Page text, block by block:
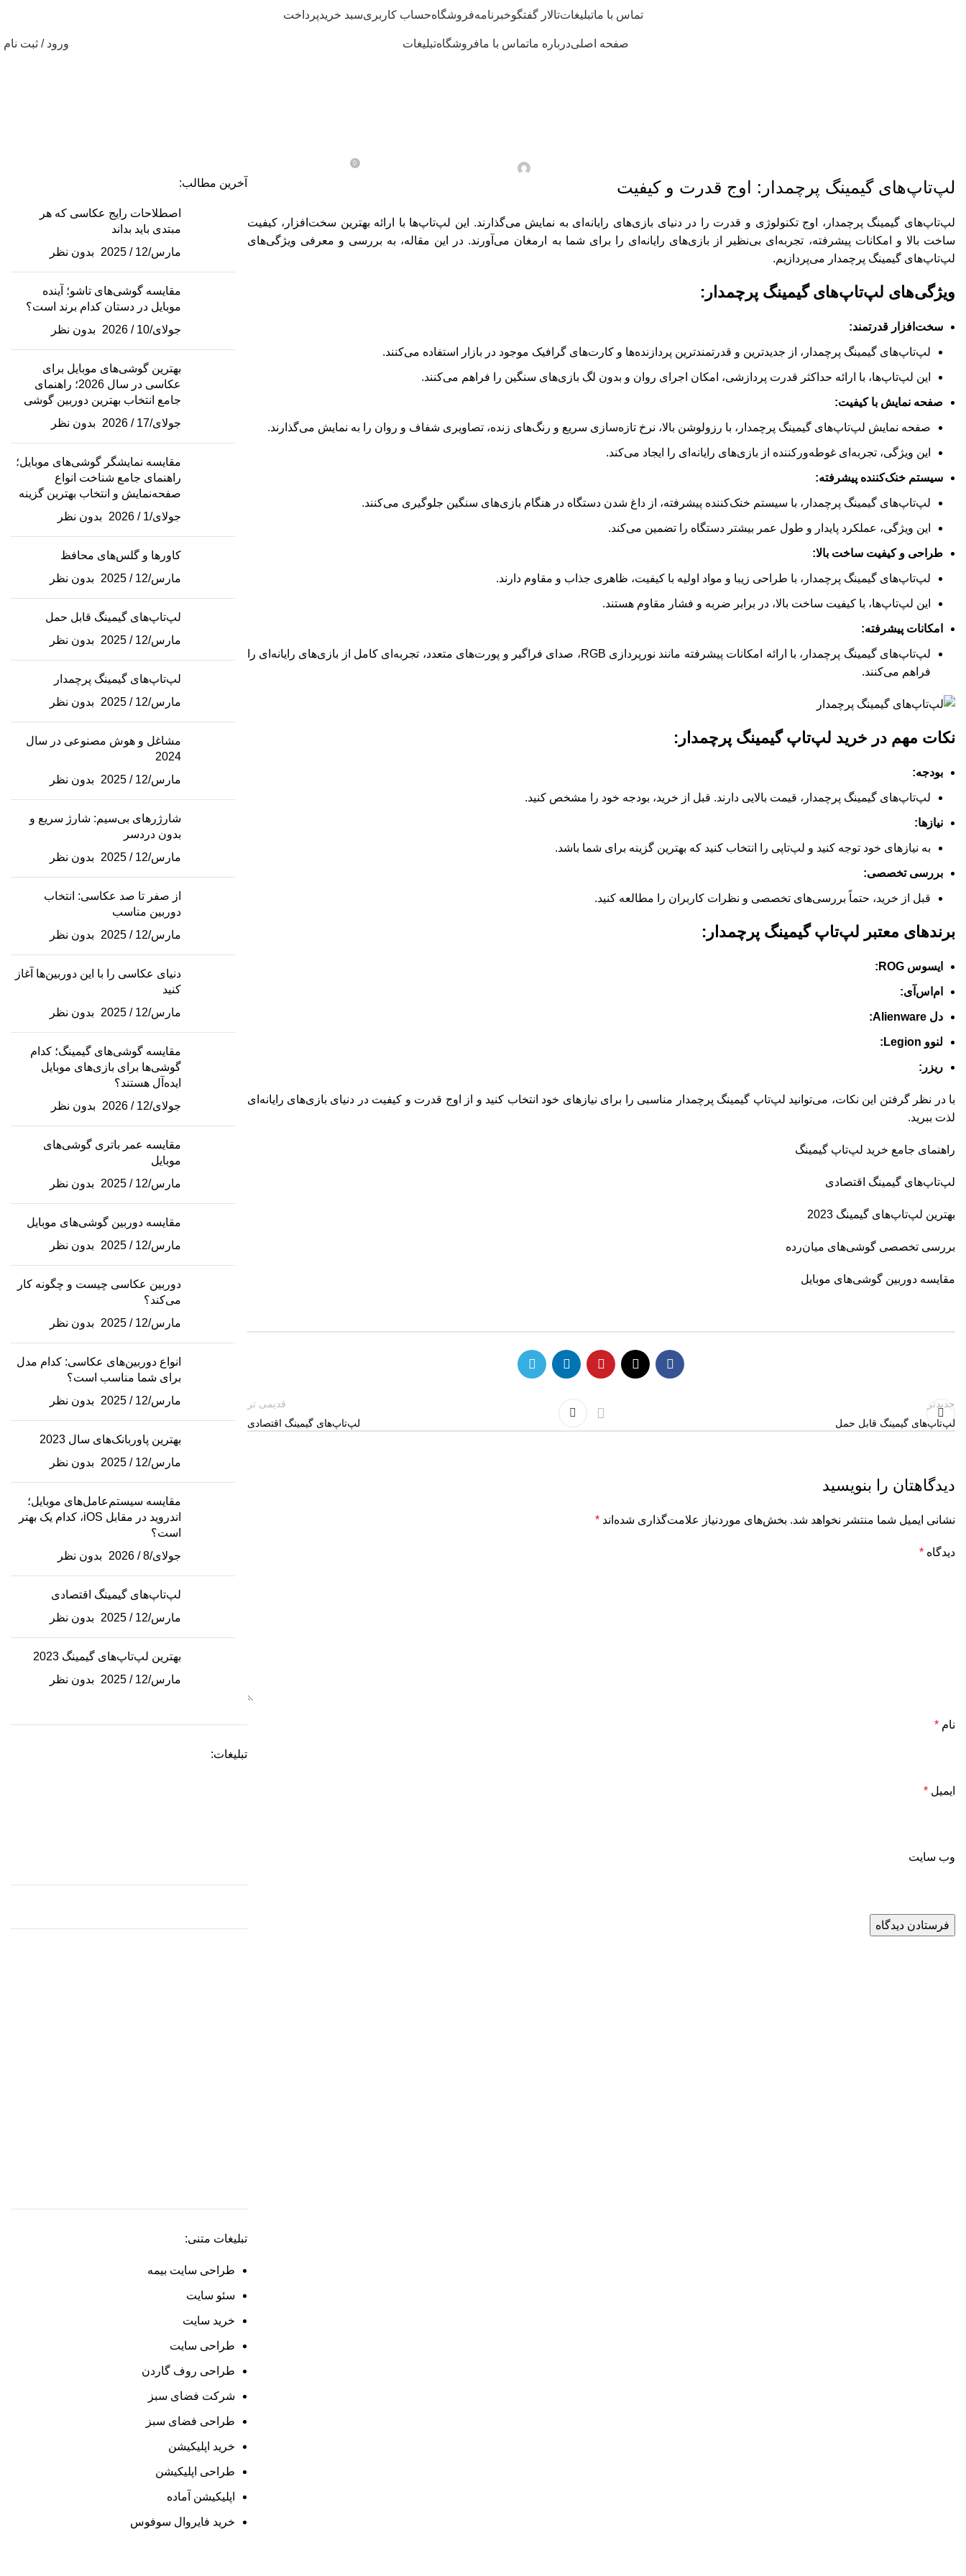
تماس با ماتبلیغاتتالار گفتگوخبرنامهفروشگاهحساب کاربریسبد خریدپرداخت
صفحه اصلیدرباره ماتماس با مافروشگاهتبلیغات ورود / ثبت نام
0
لپ‌تاپ‌های گیمینگ پرچمدار: اوج قدرت و کیفیت
لپ‌تاپ‌های گیمینگ پرچمدار، اوج تکنولوژی و قدرت را در دنیای بازی‌های رایانه‌ای به نمایش می‌گذارند. این لپ‌تاپ‌ها با ارائه بهترین سخت‌افزار، کیفیت
ساخت بالا و امکانات پیشرفته، تجربه‌ای بی‌نظیر از بازی‌های رایانه‌ای را برای شما به ارمغان می‌آورند. در این مقاله، به بررسی و معرفی ویژگی‌های
لپ‌تاپ‌های گیمینگ پرچمدار می‌پردازیم.
ویژگی‌های لپ‌تاپ‌های گیمینگ پرچمدار:
سخت‌افزار قدرتمند:
لپ‌تاپ‌های گیمینگ پرچمدار، از جدیدترین و قدرتمندترین پردازنده‌ها و کارت‌های گرافیک موجود در بازار استفاده می‌کنند.
این لپ‌تاپ‌ها، با ارائه حداکثر قدرت پردازشی، امکان اجرای روان و بدون لگ بازی‌های سنگین را فراهم می‌کنند.
صفحه نمایش با کیفیت:
صفحه نمایش لپ‌تاپ‌های گیمینگ پرچمدار، با رزولوشن بالا، نرخ تازه‌سازی سریع و رنگ‌های زنده، تصاویری شفاف و روان را به نمایش می‌گذارند.
این ویژگی، تجربه‌ای غوطه‌ورکننده از بازی‌های رایانه‌ای را ایجاد می‌کند.
سیستم خنک‌کننده پیشرفته:
لپ‌تاپ‌های گیمینگ پرچمدار، با سیستم خنک‌کننده پیشرفته، از داغ شدن دستگاه در هنگام بازی‌های سنگین جلوگیری می‌کنند.
این ویژگی، عملکرد پایدار و طول عمر بیشتر دستگاه را تضمین می‌کند.
طراحی و کیفیت ساخت بالا:
لپ‌تاپ‌های گیمینگ پرچمدار، با طراحی زیبا و مواد اولیه با کیفیت، ظاهری جذاب و مقاوم دارند.
این لپ‌تاپ‌ها، با کیفیت ساخت بالا، در برابر ضربه و فشار مقاوم هستند.
امکانات پیشرفته:
لپ‌تاپ‌های گیمینگ پرچمدار، با ارائه امکانات پیشرفته مانند نورپردازی RGB، صدای فراگیر و پورت‌های متعدد، تجربه‌ای کامل از بازی‌های رایانه‌ای را
فراهم می‌کنند.
نکات مهم در خرید لپ‌تاپ گیمینگ پرچمدار:
بودجه:
لپ‌تاپ‌های گیمینگ پرچمدار، قیمت بالایی دارند. قبل از خرید، بودجه خود را مشخص کنید.
نیازها:
به نیازهای خود توجه کنید و لپ‌تاپی را انتخاب کنید که بهترین گزینه برای شما باشد.
بررسی تخصصی:
قبل از خرید، حتماً بررسی‌های تخصصی و نظرات کاربران را مطالعه کنید.
برندهای معتبر لپ‌تاپ گیمینگ پرچمدار:
ایسوس ROG:
ام‌اس‌آی:
دل Alienware:
لنوو Legion:
ریزر:
با در نظر گرفتن این نکات، می‌توانید لپ‌تاپ گیمینگ پرچمدار مناسبی را برای نیازهای خود انتخاب کنید و از اوج قدرت و کیفیت در دنیای بازی‌های رایانه‌ای
لذت ببرید.
راهنمای جامع خرید لپ‌تاپ گیمینگ
لپ‌تاپ‌های گیمینگ اقتصادی
بهترین لپ‌تاپ‌های گیمینگ 2023
بررسی تخصصی گوشی‌های میان‌رده
مقایسه دوربین گوشی‌های موبایل
جدیدتر
لپ‌تاپ‌های گیمینگ قابل حمل
قدیمی تر
لپ‌تاپ‌های گیمینگ اقتصادی
دیدگاهتان را بنویسید
نشانی ایمیل شما منتشر نخواهد شد. بخش‌های موردنیاز علامت‌گذاری شده‌اند *
دیدگاه *
نام *
ایمیل *
وب‌ سایت
آخرین مطالب:
اصطلاحات رایج عکاسی که هر
مبتدی باید بداند
مارس/12 / 2025
بدون نظر
مقایسه گوشی‌های تاشو؛ آینده
موبایل در دستان کدام برند است؟
جولای/10 / 2026
بدون نظر
بهترین گوشی‌های موبایل برای
عکاسی در سال 2026؛ راهنمای
جامع انتخاب بهترین دوربین گوشی
جولای/17 / 2026
بدون نظر
مقایسه نمایشگر گوشی‌های موبایل؛
راهنمای جامع شناخت انواع
صفحه‌نمایش و انتخاب بهترین گزینه
جولای/1 / 2026
بدون نظر
کاورها و گلس‌های محافظ
مارس/12 / 2025
بدون نظر
لپ‌تاپ‌های گیمینگ قابل حمل
مارس/12 / 2025
بدون نظر
لپ‌تاپ‌های گیمینگ پرچمدار
مارس/12 / 2025
بدون نظر
مشاغل و هوش مصنوعی در سال
2024
مارس/12 / 2025
بدون نظر
شارژرهای بی‌سیم: شارژ سریع و
بدون دردسر
مارس/12 / 2025
بدون نظر
از صفر تا صد عکاسی: انتخاب
دوربین مناسب
مارس/12 / 2025
بدون نظر
دنیای عکاسی را با این دوربین‌ها آغاز
کنید
مارس/12 / 2025
بدون نظر
مقایسه گوشی‌های گیمینگ؛ کدام
گوشی‌ها برای بازی‌های موبایل
ایده‌آل هستند؟
جولای/12 / 2026
بدون نظر
مقایسه عمر باتری گوشی‌های
موبایل
مارس/12 / 2025
بدون نظر
مقایسه دوربین گوشی‌های موبایل
مارس/12 / 2025
بدون نظر
دوربین عکاسی چیست و چگونه کار
می‌کند؟
مارس/12 / 2025
بدون نظر
انواع دوربین‌های عکاسی: کدام مدل
برای شما مناسب است؟
مارس/12 / 2025
بدون نظر
بهترین پاوربانک‌های سال 2023
مارس/12 / 2025
بدون نظر
مقایسه سیستم‌عامل‌های موبایل؛
اندروید در مقابل iOS، کدام یک بهتر
است؟
جولای/8 / 2026
بدون نظر
لپ‌تاپ‌های گیمینگ اقتصادی
مارس/12 / 2025
بدون نظر
بهترین لپ‌تاپ‌های گیمینگ 2023
مارس/12 / 2025
بدون نظر
تبلیغات:
تبلیغات متنی:
طراحی سایت بیمه
سئو سایت
خرید سایت
طراحی سایت
طراحی روف گاردن
شرکت فضای سبز
طراحی فضای سبز
خرید اپلیکیشن
طراحی اپلیکیشن
اپلیکیشن آماده
خرید فایروال سوفوس